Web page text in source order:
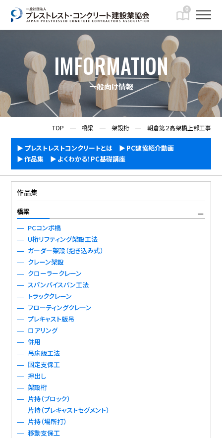
0
IMFORMATION
一般向け情報
TOP ─ 橋梁 ─ 架設桁 ─ 朝倉第２高架橋上部工事
プレストレストコンクリートとは
PC建協紹介動画
作品集
よくわかる！PC基礎講座
作品集
橋梁
PCコンポ橋
U桁リフティング架設工法
ガーダー架設（抱き込み式）
クレーン架設
クローラークレーン
スパンバイスパン工法
トラッククレーン
フローティングクレーン
プレキャスト版吊
ロアリング
併用
吊床版工法
固定支保工
押出し
架設桁
片持（ブロック）
片持（プレキャストセグメント）
片持（場所打）
移動支保工